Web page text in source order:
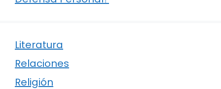
Literatura
Relaciones
Religión